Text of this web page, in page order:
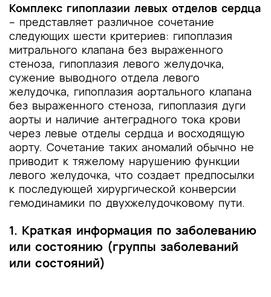
Комплекс гипоплазии левых отделов сердца
– представляет различное сочетание
следующих шести критериев: гипоплазия
митрального клапана без выраженного
стеноза, гипоплазия левого желудочка,
сужение выводного отдела левого
желудочка, гипоплазия аортального клапана
без выраженного стеноза, гипоплазия дуги
аорты и наличие антеградного тока крови
через левые отделы сердца и восходящую
аорту. Сочетание таких аномалий обычно не
приводит к тяжелому нарушению функции
левого желудочка, что создает предпосылки
к последующей хирургической конверсии
гемодинамики по двухжелудочковому пути.
1. Краткая информация по заболеванию
или состоянию (группы заболеваний
или состояний)